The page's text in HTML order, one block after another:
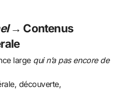
→ Contenus
large qui n’a pas encore de
découverte,